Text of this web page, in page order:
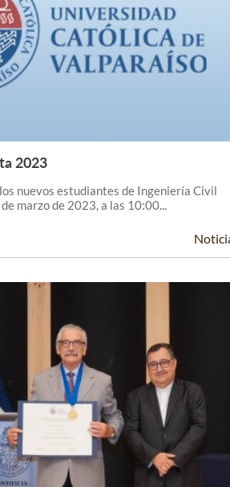
2023
nuevos estudiantes de Ingeniería Civil
marzo de 2023, a las 10:00...